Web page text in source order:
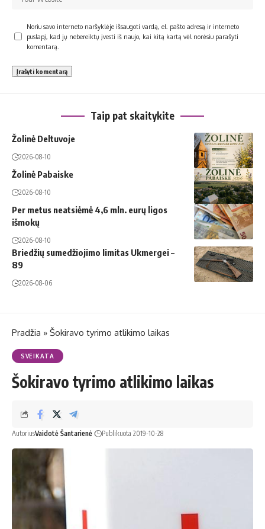
Noriu savo interneto naršyklėje išsaugoti vardą, el. pašto adresą ir interneto
puslapį, kad jų nebereiktų įvesti iš naujo, kai kitą kartą vėl norėsiu parašyti
komentarą.
Taip pat skaitykite
Žolinė Deltuvoje
2026-08-10
Žolinė Pabaiske
2026-08-10
Per metus neatsiėmė 4,6 mln. eurų ligos
išmokų
2026-08-10
Briedžių sumedžiojimo limitas Ukmergei –
89
2026-08-06
Pradžia » Šokiravo tyrimo atlikimo laikas
SVEIKATA
Šokiravo tyrimo atlikimo laikas
AutoriusVaidotė Šantarienė Publikuota 2019-10-28